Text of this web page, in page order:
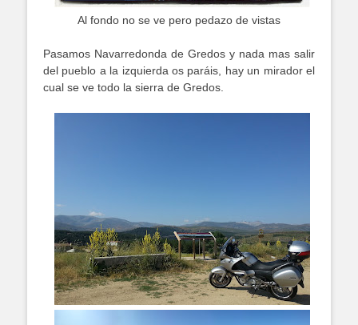
Al fondo no se ve pero pedazo de vistas
Pasamos Navarredonda de Gredos y nada mas salir
del pueblo a la izquierda os paráis, hay un mirador el
cual se ve todo la sierra de Gredos.